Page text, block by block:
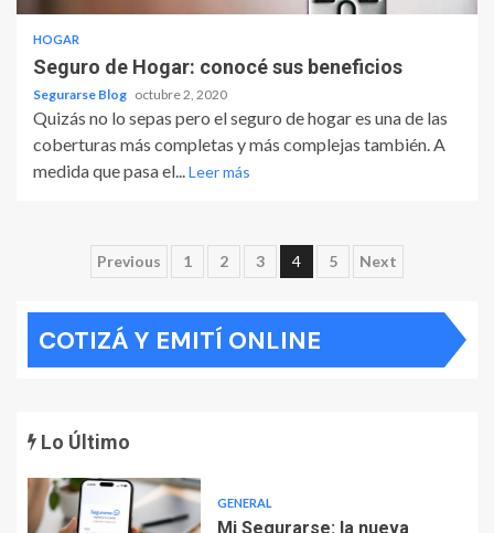
HOGAR
Seguro de Hogar: conocé sus beneficios
Segurarse Blog octubre 2, 2020
Quizás no lo sepas pero el seguro de hogar es una de las
coberturas más completas y más complejas también. A
medida que pasa el...Leer más
Paginación
de
entradas
Previous 1 2 3 4 5 Next
COTIZÁ Y EMITÍ ONLINE
Lo Último
GENERAL
Mi Segurarse: la nueva